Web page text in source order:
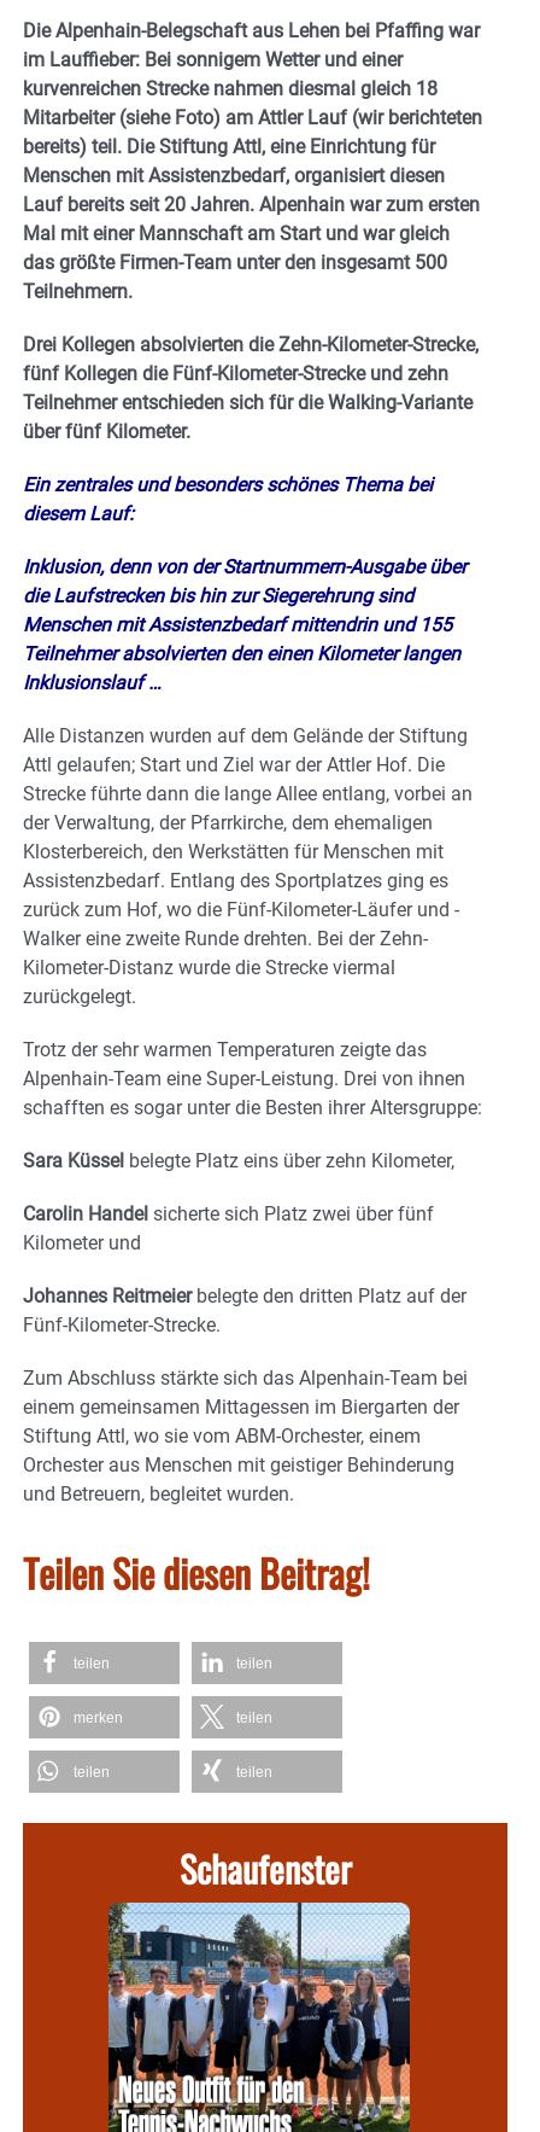
Die Alpenhain-Belegschaft aus Lehen bei Pfaffing war
im Lauffieber: Bei sonnigem Wetter und einer
kurvenreichen Strecke nahmen diesmal gleich 18
Mitarbeiter (siehe Foto) am Attler Lauf (wir berichteten
bereits) teil. Die Stiftung Attl, eine Einrichtung für
Menschen mit Assistenzbedarf, organisiert diesen
Lauf bereits seit 20 Jahren. Alpenhain war zum ersten
Mal mit einer Mannschaft am Start und war gleich
das größte Firmen-Team unter den insgesamt 500
Teilnehmern.
Drei Kollegen absolvierten die Zehn-Kilometer-Strecke,
fünf Kollegen die Fünf-Kilometer-Strecke und zehn
Teilnehmer entschieden sich für die Walking-Variante
über fünf Kilometer.
Ein zentrales und besonders schönes Thema bei
diesem Lauf:
Inklusion, denn von der Startnummern-Ausgabe über
die Laufstrecken bis hin zur Siegerehrung sind
Menschen mit Assistenzbedarf mittendrin und 155
Teilnehmer absolvierten den einen Kilometer langen
Inklusionslauf …
Alle Distanzen wurden auf dem Gelände der Stiftung
Attl gelaufen; Start und Ziel war der Attler Hof. Die
Strecke führte dann die lange Allee entlang, vorbei an
der Verwaltung, der Pfarrkirche, dem ehemaligen
Klosterbereich, den Werkstätten für Menschen mit
Assistenzbedarf. Entlang des Sportplatzes ging es
zurück zum Hof, wo die Fünf-Kilometer-Läufer und -
Walker eine zweite Runde drehten. Bei der Zehn-
Kilometer-Distanz wurde die Strecke viermal
zurückgelegt.
Trotz der sehr warmen Temperaturen zeigte das
Alpenhain-Team eine Super-Leistung. Drei von ihnen
schafften es sogar unter die Besten ihrer Altersgruppe:
Sara Küssel belegte Platz eins über zehn Kilometer,
Carolin Handel sicherte sich Platz zwei über fünf
Kilometer und
Johannes Reitmeierbelegte den dritten Platz auf der
Fünf-Kilometer-Strecke.
Zum Abschluss stärkte sich das Alpenhain-Team bei
einem gemeinsamen Mittagessen im Biergarten der
Stiftung Attl, wo sie vom ABM-Orchester, einem
Orchester aus Menschen mit geistiger Behinderung
und Betreuern, begleitet wurden.
Teilen Sie diesen Beitrag!
teilen teilen
merken teilen
teilen teilen
Schaufenster